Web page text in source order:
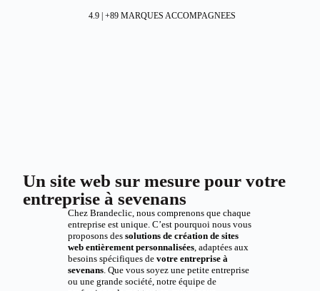
4.9 | +89 MARQUES ACCOMPAGNEES
Un site web sur mesure pour votre
entreprise à sevenans
Chez Brandeclic, nous comprenons que chaque
entreprise est unique. C’est pourquoi nous vous
proposons des solutions de création de sites
web entièrement personnalisées, adaptées aux
besoins spécifiques de votre entreprise à
sevenans. Que vous soyez une petite entreprise
ou une grande société, notre équipe de